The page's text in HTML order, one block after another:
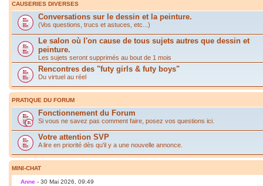
CAUSERIES DIVERSES
Conversations sur le dessin et la peinture.
(Vos questions, trucs et astuces, etc...)
Le salon où l'on cause de tous sujets autres que dessin et
peinture.
Les sujets seront supprimés au bout de 1 mois
Rencontres des "futy girls & futy boys"
Du virtuel au réel
PRATIQUE DU FORUM
Fonctionnement du Forum
Si vous ne savez pas comment faire, posez vos questions ici.
Votre attention SVP
A lire en priorité dès qu'il y a une nouvelle annonce.
MINI-CHAT
Anne - 30 Mai 2026, 09:49